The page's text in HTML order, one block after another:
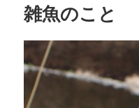
雑魚のこと